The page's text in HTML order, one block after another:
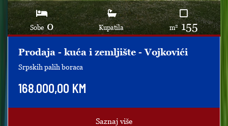
Sobe0 Kupatila m2 155
Prodaja - kuća i zemljište - Vojkovići
Srpskih palih boraca
168.000,00 KM
Saznaj više